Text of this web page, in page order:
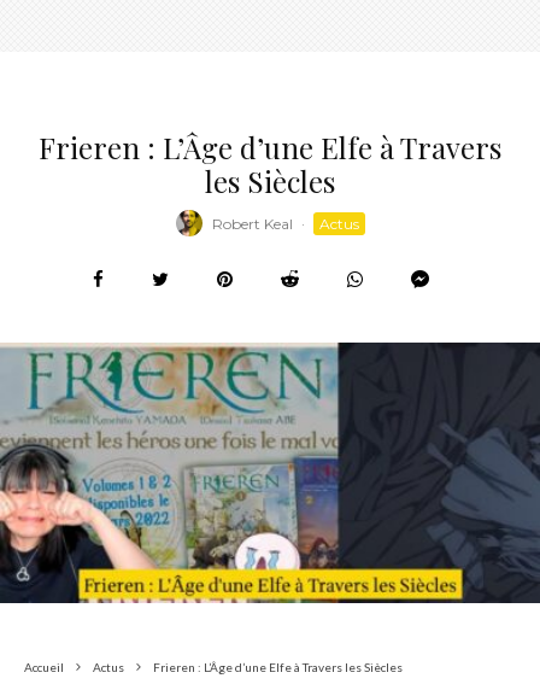
Frieren : L’Âge d’une Elfe à Travers
les Siècles
Robert Keal · Actus
Accueil Actus Frieren : L’Âge d’une Elfe à Travers les Siècles